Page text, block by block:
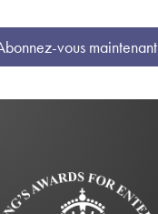
vous maintenant